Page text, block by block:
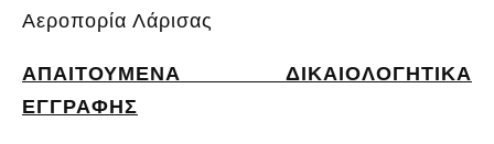
Αεροπορία Λάρισας
ΑΠΑΙΤΟΥΜΕΝΑ ΔΙΚΑΙΟΛΟΓΗΤΙΚΑ
ΕΓΓΡΑΦΗΣ